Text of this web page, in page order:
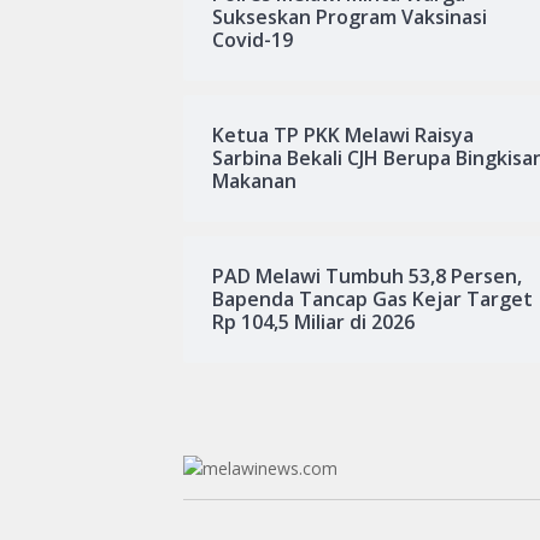
Sukseskan Program Vaksinasi
Covid-19
Ketua TP PKK Melawi Raisya
Sarbina Bekali CJH Berupa
Makanan
PAD Melawi Tumbuh 53,8 Persen,
Bapenda Tancap Gas Kejar Target
Rp 104,5 Miliar di 2026